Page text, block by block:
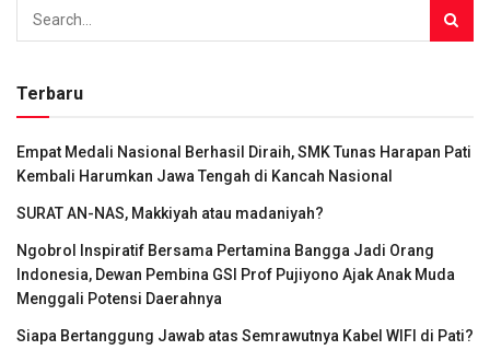
Terbaru
Empat Medali Nasional Berhasil Diraih, SMK Tunas Harapan Pati
Kembali Harumkan Jawa Tengah di Kancah Nasional
SURAT AN-NAS, Makkiyah atau madaniyah?
Ngobrol Inspiratif Bersama Pertamina Bangga Jadi Orang
Indonesia, Dewan Pembina GSI Prof Pujiyono Ajak Anak Muda
Menggali Potensi Daerahnya
Siapa Bertanggung Jawab atas Semrawutnya Kabel WIFI di Pati?